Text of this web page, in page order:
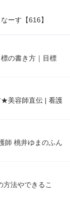
ーす【616】
の書き方｜目標
★美容師直伝 | 看護
師 桃井ゆまのふん
法やできるこ